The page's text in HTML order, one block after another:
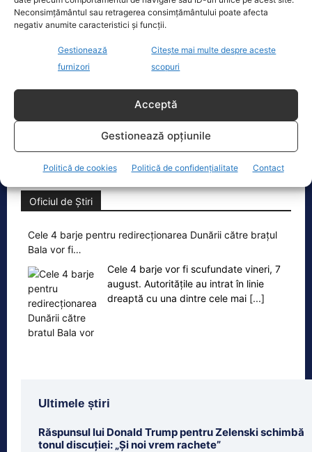
Neconsimțământul sau retragerea consimțământului poate afecta
negativ anumite caracteristici și funcții.
Gestionează
furnizori
Citește mai multe despre aceste
scopuri
Acceptă
Gestionează opțiunile
Politică de cookies Politică de confidențialitate Contact
Ecopolitic
Cristoiu: Cu Bolojan am ajuns să retrăim
vremurile comunismului; probabil, în…
de Ilie Bolojan privind reducerea
consumului de energie electrică[...]
Oficiul de Știri
Cele 4 barje pentru redirecționarea Dunării către brațul
Bala vor fi…
Cele 4 barje vor fi scufundate vineri, 7
august. Autoritățile au intrat în linie
dreaptă cu una dintre cele mai [...]
Ultimele știri
Răspunsul lui Donald Trump pentru Zelenski schimbă
tonul discuției: „Și noi vrem rachete”